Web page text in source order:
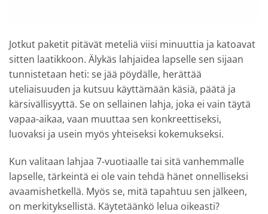
Jotkut paketit pitävät meteliä viisi minuuttia ja katoavat
sitten laatikkoon. Älykäs lahjaidea lapselle sen sijaan
tunnistetaan heti: se jää pöydälle, herättää
uteliaisuuden ja kutsuu käyttämään käsiä, päätä ja
kärsivällisyyttä. Se on sellainen lahja, joka ei vain täytä
vapaa-aikaa, vaan muuttaa sen konkreettiseksi,
luovaksi ja usein myös yhteiseksi kokemukseksi.
Kun valitaan lahjaa 7-vuotiaalle tai sitä vanhemmalle
lapselle, tärkeintä ei ole vain tehdä hänet onnelliseksi
avaamishetkellä. Myös se, mitä tapahtuu sen jälkeen,
on merkityksellistä. Käytetäänkö lelua oikeasti?